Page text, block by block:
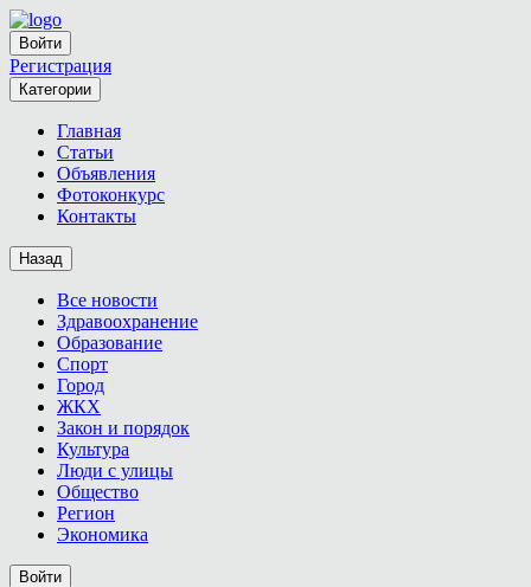
Войти
Регистрация
Категории
Главная
Статьи
Объявления
Фотоконкурс
Контакты
Назад
Все новости
Здравоохранение
Образование
Спорт
Город
ЖКХ
Закон и порядок
Культура
Люди с улицы
Общество
Регион
Экономика
Войти